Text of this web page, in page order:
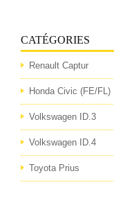
CATÉGORIES
Renault Captur
Honda Civic (FE/FL)
Volkswagen ID.3
Volkswagen ID.4
Toyota Prius